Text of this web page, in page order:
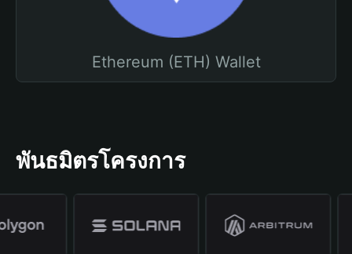
Ethereum (ETH) Wallet
พันธมิตรโครงการ